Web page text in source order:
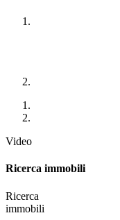
Video
Ricerca immobili
Ricerca
immobili